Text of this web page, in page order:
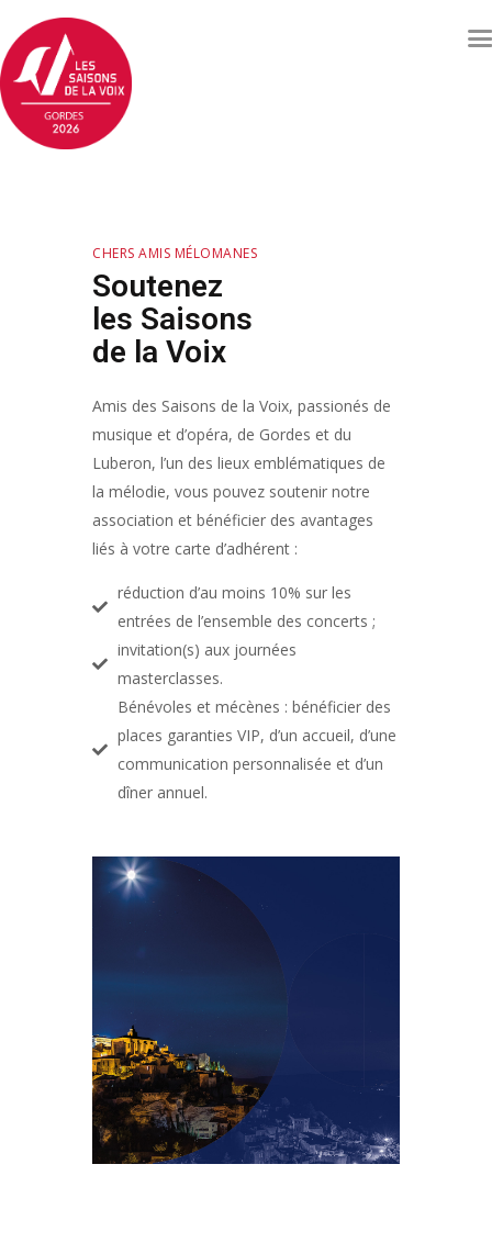
Soutenez les Saisons de
la voix
Archives
Contacts
CHERS AMIS MÉLOMANES
Soutenez
les Saisons
de la Voix
Amis des Saisons de la Voix, passionés de
musique et d’opéra, de Gordes et du
Luberon, l’un des lieux emblématiques de
la mélodie, vous pouvez soutenir notre
association et bénéficier des avantages
liés à votre carte d’adhérent :
réduction d’au moins 10% sur les
entrées de l’ensemble des concerts ;
invitation(s) aux journées
masterclasses.
Bénévoles et mécènes : bénéficier des
places garanties VIP, d’un accueil, d’une
communication personnalisée et d’un
dîner annuel.